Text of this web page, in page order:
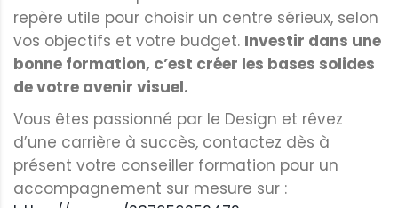
repère utile pour choisir un centre sérieux, selon
vos objectifs et votre budget. Investir dans une
bonne formation, c’est créer les bases solides
de votre avenir visuel.
Vous êtes passionné par le Design et rêvez
d’une carrière à succès, contactez dès à
présent votre conseiller formation pour un
accompagnement sur mesure sur :